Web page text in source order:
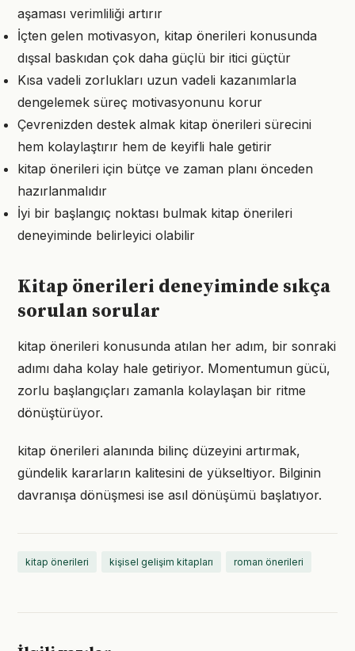
aşaması verimliliği artırır
İçten gelen motivasyon, kitap önerileri konusunda
dışsal baskıdan çok daha güçlü bir itici güçtür
Kısa vadeli zorlukları uzun vadeli kazanımlarla
dengelemek süreç motivasyonunu korur
Çevrenizden destek almak kitap önerileri sürecini
hem kolaylaştırır hem de keyifli hale getirir
kitap önerileri için bütçe ve zaman planı önceden
hazırlanmalıdır
İyi bir başlangıç noktası bulmak kitap önerileri
deneyiminde belirleyici olabilir
Kitap önerileri deneyiminde sıkça
sorulan sorular
kitap önerileri konusunda atılan her adım, bir sonraki
adımı daha kolay hale getiriyor. Momentumun gücü,
zorlu başlangıçları zamanla kolaylaşan bir ritme
dönüştürüyor.
kitap önerileri alanında bilinç düzeyini artırmak,
gündelik kararların kalitesini de yükseltiyor. Bilginin
davranışa dönüşmesi ise asıl dönüşümü başlatıyor.
kitap önerileri kişisel gelişim kitapları roman önerileri